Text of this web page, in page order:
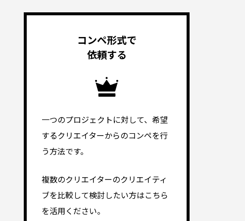
コンペ形式で
依頼する
一つのプロジェクトに対して、希望
するクリエイターからのコンペを行
う方法です。
複数のクリエイターのクリエイティ
ブを比較して検討したい方はこちら
を活用ください。